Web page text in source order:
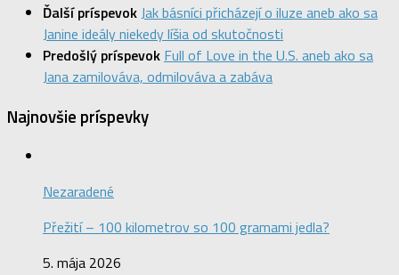
Ďalší príspevokJak básníci přicházejí o iluze aneb ako sa
Janine ideály niekedy líšia od skutočnosti
Predošlý príspevok Full of Love in the U.S. aneb ako sa
Jana zamilováva, odmilováva a zabáva
Najnovšie príspevky
Nezaradené
Přežití – 100 kilometrov so 100 gramami jedla?
5. mája 2026